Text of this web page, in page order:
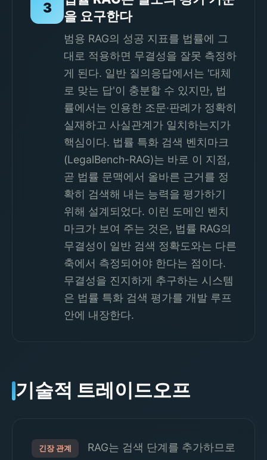
3
을 요구한다
범용 RAG의 성공 지표를 법률에 그
대로 적용하면 무결성을 잘못 측정하
게 된다. 일반 질의응답에서는 '대체
로 맞는 답'이 충분할 수 있지만, 법
률에서는 인용한 조문·판례가 정확히
실재하고 사실관계가 일치하는지가
핵심이다. 법률 특화 검색 벤치마크
(LegalBench-RAG)는 바로 이 지점,
곧 법률 문맥에서 올바른 근거를 정
확히 검색해 내는 능력을 평가하기
위해 설계되었다. 이런 도메인 벤치
마크가 보여 주는 것은, 법률 RAG의
무결성이 일반 검색 정확도와는 다른
축에서 측정되어야 한다는 점이다.
무결성을 진지하게 추구하는 시스템
은 법률 특화 검색 평가를 개발 루프
안에 내장한다.
기술적 트레이드오프
긴장 관계
RAG는 검색 단계를 추가하므로